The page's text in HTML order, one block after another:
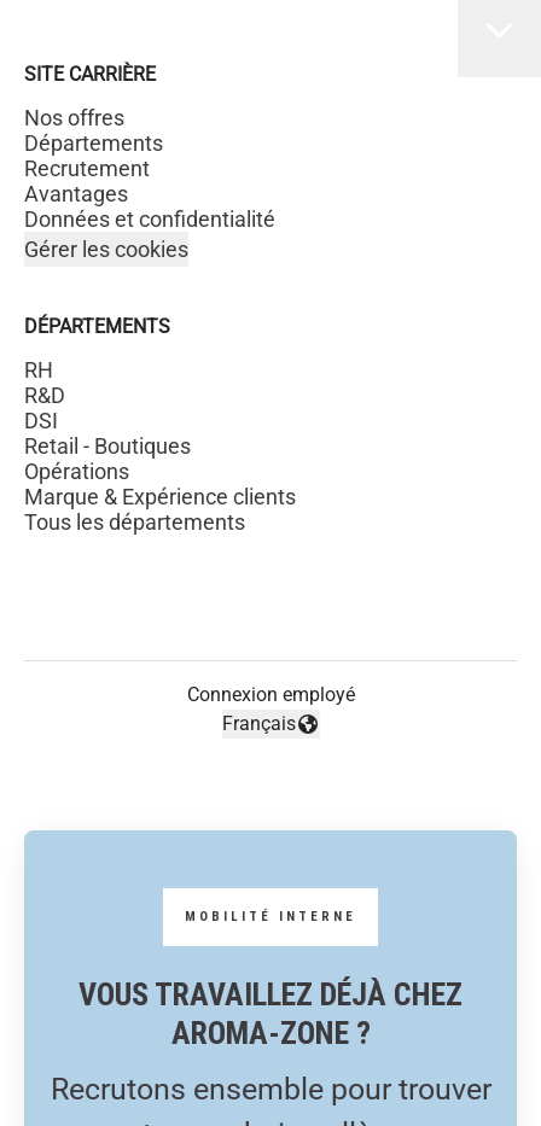
SITE CARRIÈRE
Nos offres
Départements
Recrutement
Avantages
Données et confidentialité
Gérer les cookies
DÉPARTEMENTS
RH
R&D
DSI
Retail - Boutiques
Opérations
Marque & Expérience clients
Tous les départements
Connexion employé
Changer la langue
Français
VOUS TRAVAILLEZ DÉJÀ CHEZ
AROMA-ZONE ?
Recrutons ensemble pour trouver